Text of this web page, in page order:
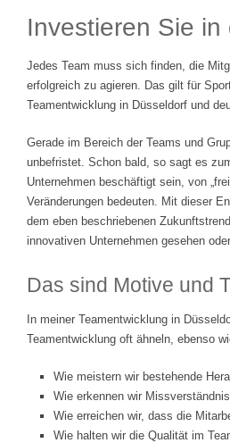
Investieren Sie
Jedes Team muss sich finden, die
erfolgreich zu agieren. Das gilt für
Teamentwicklung in Düsseldorf und
Gerade im Bereich der Teams und
unbefristet. Schon bald, so sagt es
Unternehmen beschäftigt sein, von
Veränderungen bedeuten. Mit dieser
dem eben beschriebenen
innovativen Unternehmen gesehen
Das sind Motive und
In meiner Teamentwicklung in
Teamentwicklung oft ähneln, ebenso
Wie meistern wir bestehende
Wie erkennen wir
Wie erreichen wir, dass die
Wie halten wir die Qualität im